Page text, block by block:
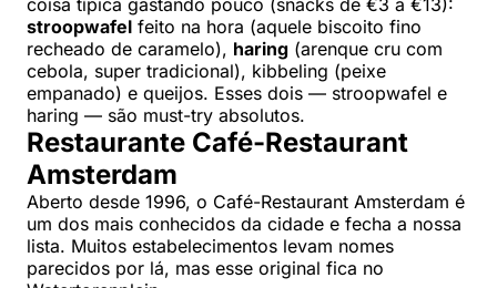
coisa típica gastando pouco (snacks de €3 a €13):
stroopwafel feito na hora (aquele biscoito fino
recheado de caramelo), haring (arenque cru com
cebola, super tradicional), kibbeling (peixe
empanado) e queijos. Esses dois — stroopwafel e
haring — são must-try absolutos.
Restaurante Café-Restaurant
Amsterdam
Aberto desde 1996, o Café-Restaurant Amsterdam é
um dos mais conhecidos da cidade e fecha a nossa
lista. Muitos estabelecimentos levam nomes
parecidos por lá, mas esse original fica no